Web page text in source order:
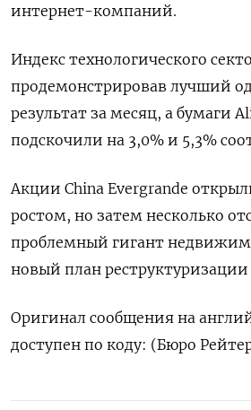
интернет-компаний.
Индекс технологического
продемонстрировав лучший
результат за месяц, а бумаги
подскочили на 3,0% и 5,3%
Акции China Evergrande
ростом, но затем несколько
проблемный гигант
новый план реструктуризации
Оригинал сообщения на
доступен по коду: (Бюро